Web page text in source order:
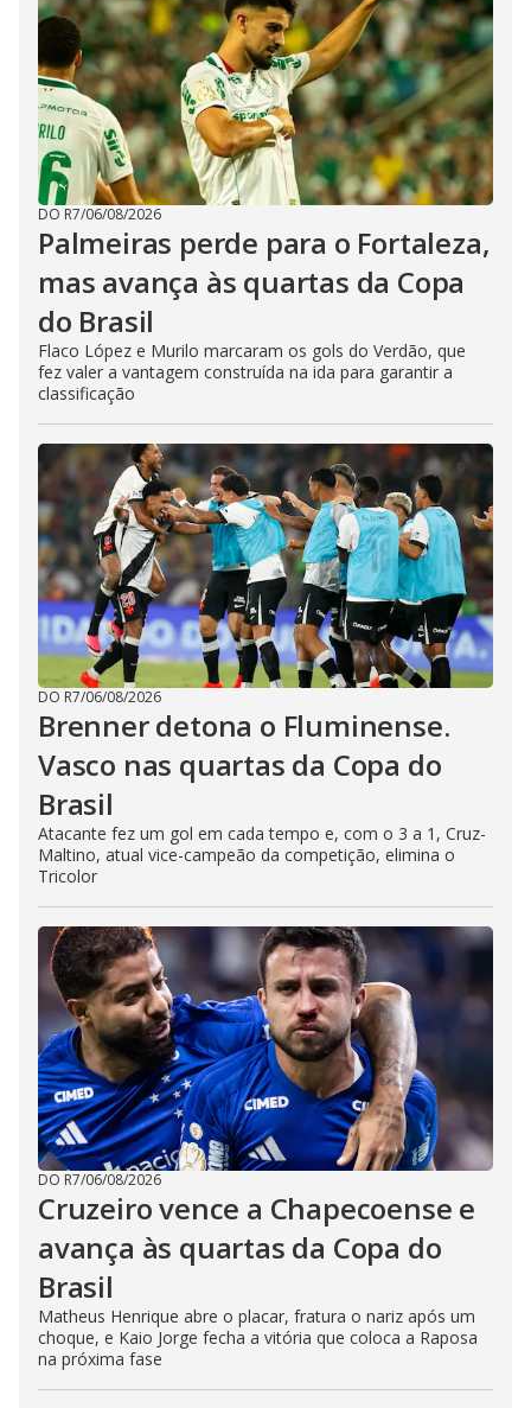
DO R7/06/08/2026
Palmeiras perde para o Fortaleza,
mas avança às quartas da Copa
do Brasil
Flaco López e Murilo marcaram os gols do Verdão, que
fez valer a vantagem construída na ida para garantir a
classificação
DO R7/06/08/2026
Brenner detona o Fluminense.
Vasco nas quartas da Copa do
Brasil
Atacante fez um gol em cada tempo e, com o 3 a 1, Cruz-
Maltino, atual vice-campeão da competição, elimina o
Tricolor
DO R7/06/08/2026
Cruzeiro vence a Chapecoense e
avança às quartas da Copa do
Brasil
Matheus Henrique abre o placar, fratura o nariz após um
choque, e Kaio Jorge fecha a vitória que coloca a Raposa
na próxima fase